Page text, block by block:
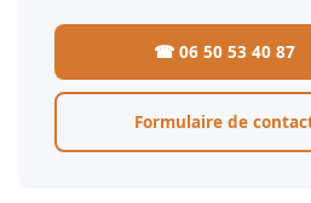
☎ 06 50 53 40 87
Formulaire de